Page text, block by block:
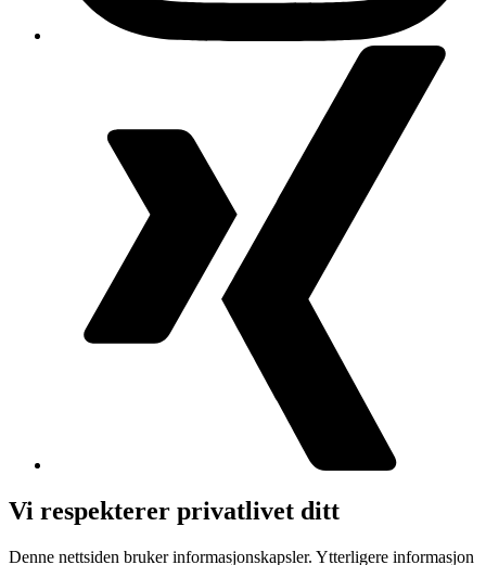
Vi respekterer privatlivet ditt
Denne nettsiden bruker informasjonskapsler. Ytterligere informasjon